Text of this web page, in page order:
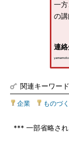
一
の講
連絡
関連キーワード
企業 ものづ
*** 一部省略され